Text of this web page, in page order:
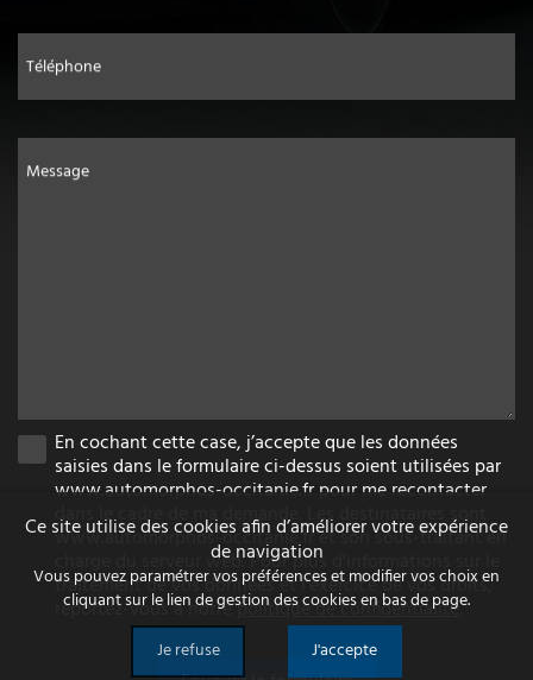
Téléphone
Message
En cochant cette case, j’accepte que les données
saisies dans le formulaire ci-dessus soient utilisées par
www.automorphos-occitanie.fr pour me recontacter
dans le cadre de ma demande. Les destinataires sont
www.automorphos-occitanie.fr et son sous-traitant en
charge du serveur web. Pour plus d'informations sur le
traitement de vos données et l'exercice de vos droits,
reportez-vous à notrepolitique de confidentialité.
Ce site utilise des cookies afin d’améliorer votre expérience
de navigation
Vous pouvez paramétrer vos préférences et modifier vos choix en
cliquant sur le lien de gestion des cookies en bas de page.
Je refuse
J'accepte